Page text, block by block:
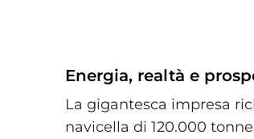
Energia, realtà e
La gigantesca impresa
navicella di 120.000